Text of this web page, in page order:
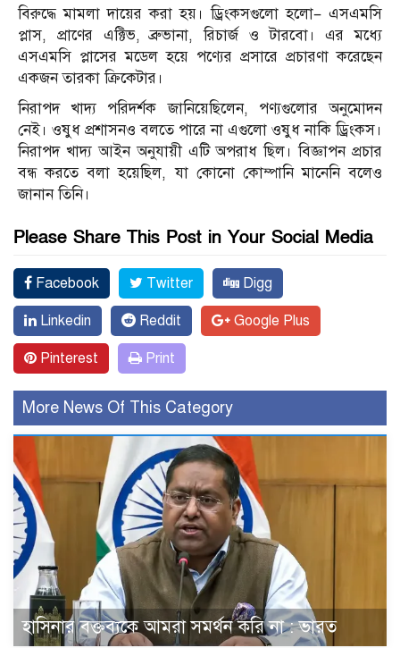
বিরুদ্ধে মামলা দায়ের করা হয়। ড্রিংকসগুলো হলো– এসএমসি
প্লাস, প্রাণের এক্টিভ, ব্রুভানা, রিচার্জ ও টারবো। এর মধ্যে
এসএমসি প্লাসের মডেল হয়ে পণ্যের প্রসারে প্রচারণা করেছেন
একজন তারকা ক্রিকেটার।
নিরাপদ খাদ্য পরিদর্শক জানিয়েছিলেন, পণ্যগুলোর অনুমোদন
নেই। ওষুধ প্রশাসনও বলতে পারে না এগুলো ওষুধ নাকি ড্রিংকস।
নিরাপদ খাদ্য আইন অনুযায়ী এটি অপরাধ ছিল। বিজ্ঞাপন প্রচার
বন্ধ করতে বলা হয়েছিল, যা কোনো কোম্পানি মানেনি বলেও
জানান তিনি।
Please Share This Post in Your Social Media
Facebook Twitter Digg
Linkedin Reddit Google Plus
Pinterest Print
More News Of This Category
হাসিনার বক্তব্যকে আমরা সমর্থন করি না : ভারত